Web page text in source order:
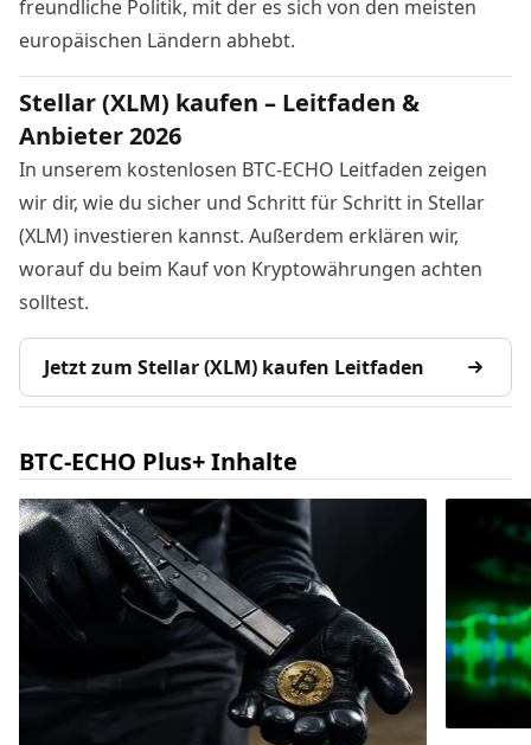
freundliche Politik, mit der es sich von den meisten
europäischen Ländern abhebt.
Stellar (XLM) kaufen – Leitfaden &
Anbieter 2026
In unserem kostenlosen BTC-ECHO Leitfaden zeigen
wir dir, wie du sicher und Schritt für Schritt in Stellar
(XLM) investieren kannst. Außerdem erklären wir,
worauf du beim Kauf von Kryptowährungen achten
solltest.
Jetzt zum Stellar (XLM) kaufen Leitfaden
BTC-ECHO Plus+ Inhalte